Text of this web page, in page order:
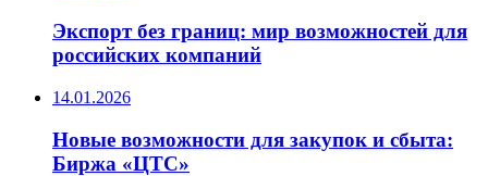
Экспорт без границ: мир возможностей для
российских компаний
14.01.2026
Новые возможности для закупок и сбыта:
Биржа «ЦТС»